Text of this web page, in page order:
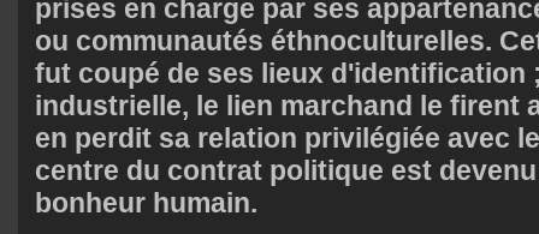
prises en charge par ses
ou communautés éthnoculturelles.
fut coupé de ses lieux d'identification
industrielle, le lien marchand le firent
en perdit sa relation privilégiée avec
centre du contrat politique est
bonheur humain.